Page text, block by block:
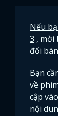
Nếu
3 , mời
đổi
Bạn
về
cập vào
nội